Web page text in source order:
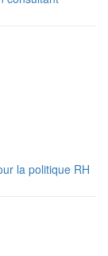
la politique RH